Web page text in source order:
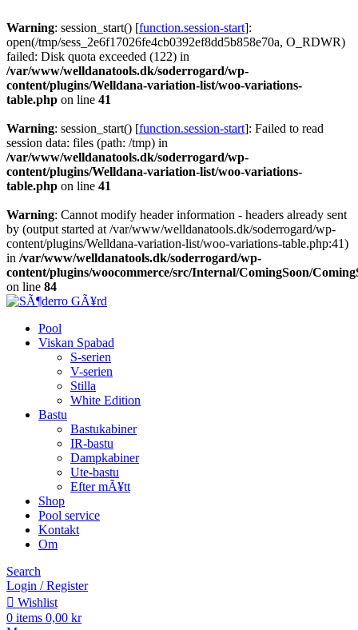
Warning: session_start() [function.session-start]:
open(/tmp/sess_2e6f17026fe4cb0392ef8dd5b858e70a, O_RDWR)
failed: Disk quota exceeded (122) in
/var/www/welldanatools.dk/soderrogard/wp-
content/plugins/Welldana-variation-list/woo-variations-
table.php on line 41
Warning: session_start() [function.session-start]: Failed to read
session data: files (path: /tmp) in
/var/www/welldanatools.dk/soderrogard/wp-
content/plugins/Welldana-variation-list/woo-variations-
table.php on line 41
Warning: Cannot modify header information - headers already sent
by (output started at /var/www/welldanatools.dk/soderrogard/wp-
content/plugins/Welldana-variation-list/woo-variations-table.php:41)
in /var/www/welldanatools.dk/soderrogard/wp-
content/plugins/woocommerce/src/Internal/ComingSoon/
on line 84
Pool
Viskan Spabad
S-serien
V-serien
Stilla
White Edition
Bastu
Bastukabiner
IR-bastu
Dampkabiner
Ute-bastu
Efter mÃ¥tt
Shop
Pool service
Kontakt
Om
Search
Login / Register
Wishlist
0 items 0,00 kr